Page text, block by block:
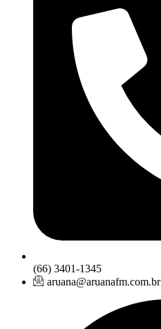
(66) 3401-1345
aruana@aruanafm.com.br